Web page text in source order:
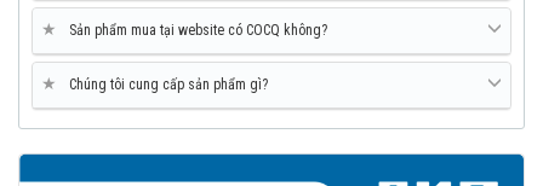
★ Sản phẩm mua tại website có COCQ không?
★ Chúng tôi cung cấp sản phẩm gì?